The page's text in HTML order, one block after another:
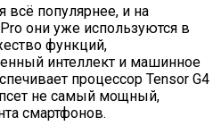
всё популярнее, и на
они уже используются в
функций,
интеллект и машинное
процессор Tensor G4
не самый мощный,
смартфонов.